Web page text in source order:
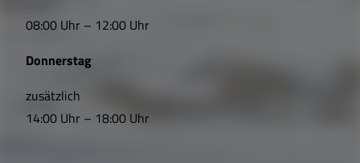
n
k
s
08:00 Uhr – 12:00 Uhr
Donnerstag
zusätzlich
14:00 Uhr – 18:00 Uhr